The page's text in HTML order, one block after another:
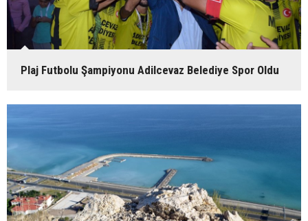
Plaj Futbolu Şampiyonu Adilcevaz Belediye Spor Oldu